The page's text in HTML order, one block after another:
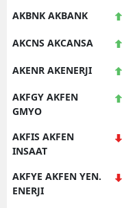
AKBNK AKBANK
AKCNS AKCANSA
AKENR AKENERJI
AKFGY AKFEN
GMYO
AKFIS AKFEN
INSAAT
AKFYE AKFEN YEN.
ENERJI